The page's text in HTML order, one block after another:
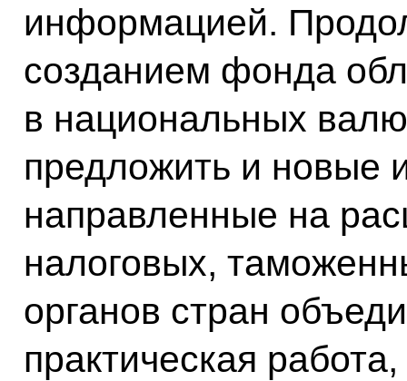
информацией.
созданием фонда
в национальных
предложить и новые
направленные на
налоговых,
органов стран
практическая